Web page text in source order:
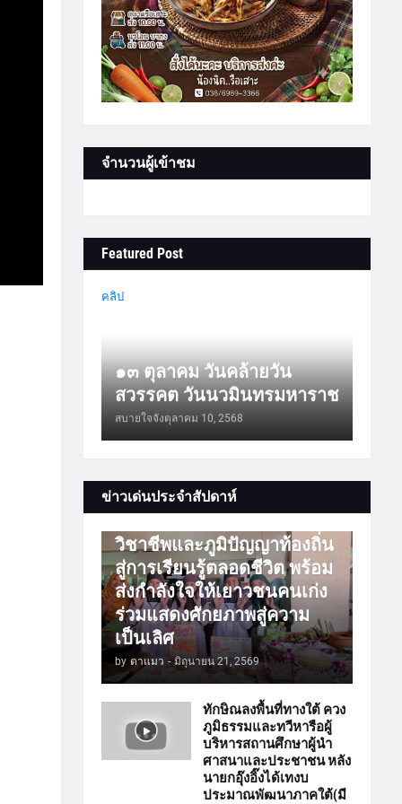
จำนวนผู้เข้าชม
Featured Post
คลิป
๑๓ ตุลาคม วันคล้ายวัน
สวรรคต วันนวมินทรมหาราช
สบายใจจังตุลาคม 10, 2568
ข่าวเด่นประจำสัปดาห์
การศึกษา
วิชาชีพและภูมิปัญญาท้องถิ่น
สู่การเรียนรู้ตลอดชีวิต พร้อม
ส่งกำลังใจให้เยาวชนคนเก่ง
ร่วมแสดงศักยภาพสู่ความ
เป็นเลิศ
by ตาแมว - มิถุนายน 21, 2569
ทักษิณลงพื้นที่ทางใต้ ควง
ภูมิธรรมและทวีหารือผู้
บริหารสถานศึกษาผู้นำ
ศาสนาและประชาชน หลัง
นายกอุ๊งอิ๊งได้เทงบ
ประมาณพัฒนาภาคใต้(มี